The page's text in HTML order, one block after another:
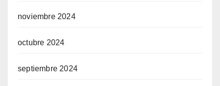
noviembre 2024
octubre 2024
septiembre 2024